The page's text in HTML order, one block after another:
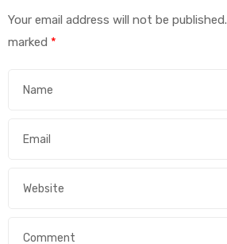
Your email address will not be published.
marked *